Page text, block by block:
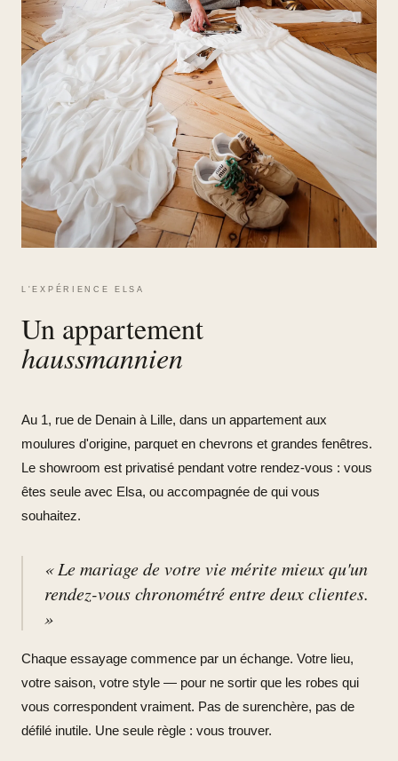
L'EXPÉRIENCE ELSA
Un appartement
haussmannien
Au 1, rue de Denain à Lille, dans un appartement aux
moulures d'origine, parquet en chevrons et grandes fenêtres.
Le showroom est privatisé pendant votre rendez-vous : vous
êtes seule avec Elsa, ou accompagnée de qui vous
souhaitez.
« Le mariage de votre vie mérite mieux qu'un
rendez-vous chronométré entre deux clientes.
»
Chaque essayage commence par un échange. Votre lieu,
votre saison, votre style — pour ne sortir que les robes qui
vous correspondent vraiment. Pas de surenchère, pas de
défilé inutile. Une seule règle : vous trouver.